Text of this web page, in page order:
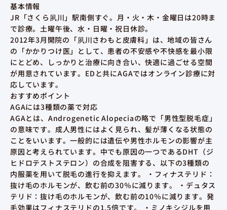
基本情報
JR「さくら夙川」駅南側すぐ。月・火・木・金曜日は20時ま
で診療。土曜午後、水・日曜・祝日休診。
2012年3月開院の「夙川さわもと皮膚科」は、地域の皆さん
の「かかりつけ医」として、患者の不安感や不快感を最小限
にとどめ、しっかりと治療に向き合い、快適に過ごせる空間
が用意されています。EDと共にAGAではオンライン診療に対
応しています。
おすすめポイント
AGAには3種類の薬で対応
AGAとは、Androgenetic Alopeciaの略で「男性型脱毛症」
の意味です。成人男性にはよく見られ、髪が薄くなる状態の
ことをいいます。一般的には遺伝や男性ホルモンの影響が主
原因と考えられています。中でも原因の一つであるDHT（ジ
ヒドロテストステロン）の合成を阻害する、以下の3種類の
内服薬を用いて脱毛の進行を抑えます。 ・フィナステリド：
抜け毛のホルモンが、飲む前の30％に減ります。 ・デュタス
テリド：抜け毛のホルモンが、飲む前の10％に減ります。発
毛効果はフィナステリドの1.5倍です。 ・ミノキシジルを用